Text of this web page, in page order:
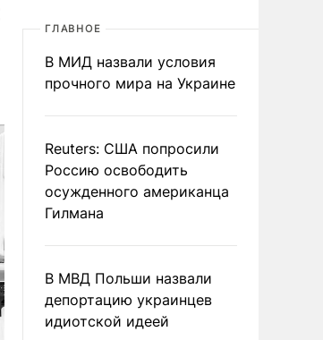
ГЛАВНОЕ
В МИД назвали условия
прочного мира на Украине
Reuters: США попросили
Россию освободить
осужденного американца
Гилмана
В МВД Польши назвали
депортацию украинцев
идиотской идеей